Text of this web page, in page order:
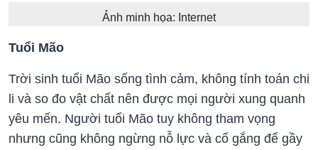
Ảnh minh họa: Internet
Tuổi Mão
Trời sinh tuổi Mão sống tình cảm, không tính toán chi
li và so đo vật chất nên được mọi người xung quanh
yêu mến. Người tuổi Mão tuy không tham vọng
nhưng cũng không ngừng nỗ lực và cố gắng để gầy